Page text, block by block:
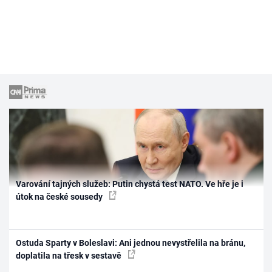
Varování tajných služeb: Putin chystá test NATO. Ve hře je i
útok na české sousedy
Ostuda Sparty v Boleslavi: Ani jednou nevystřelila na bránu,
doplatila na třesk v sestavě